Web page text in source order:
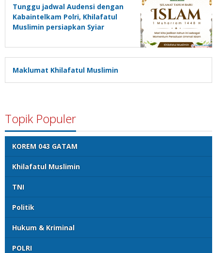
Tunggu jadwal Audensi dengan
Kabaintelkam Polri, Khilafatul
Muslimin persiapkan Syiar
Maklumat Khilafatul Muslimin
Topik Populer
KOREM 043 GATAM
Khilafatul Muslimin
TNI
Politik
Hukum & Kriminal
POLRI